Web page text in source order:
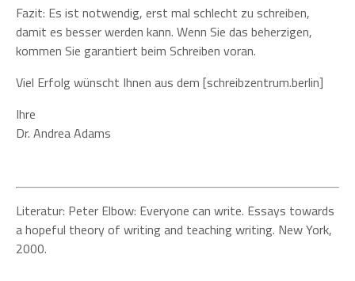
Fazit: Es ist notwendig, erst mal schlecht zu schreiben,
damit es besser werden kann. Wenn Sie das beherzigen,
kommen Sie garantiert beim Schreiben voran.
Viel Erfolg wünscht Ihnen aus dem [schreibzentrum.berlin]
Ihre
Dr. Andrea Adams
Literatur: Peter Elbow: Everyone can write. Essays towards
a hopeful theory of writing and teaching writing. New York,
2000.